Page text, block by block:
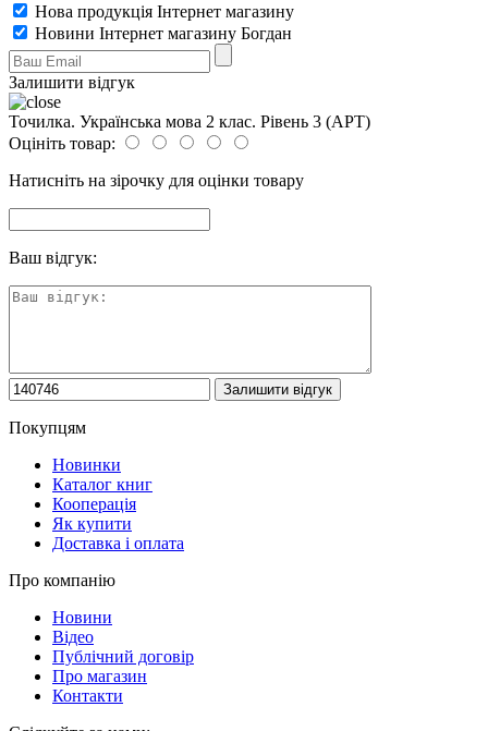
Нова продукція Інтернет магазину
Новини Інтернет магазину Богдан
Залишити відгук
Точилка. Українська мова 2 клас. Рівень 3 (АРТ)
Оцініть товар:
Натисніть на зірочку для оцінки товару
Ваш відгук:
Покупцям
Новинки
Каталог книг
Кооперація
Як купити
Доставка і оплата
Про компанію
Новини
Відео
Публічний договір
Про магазин
Контакти